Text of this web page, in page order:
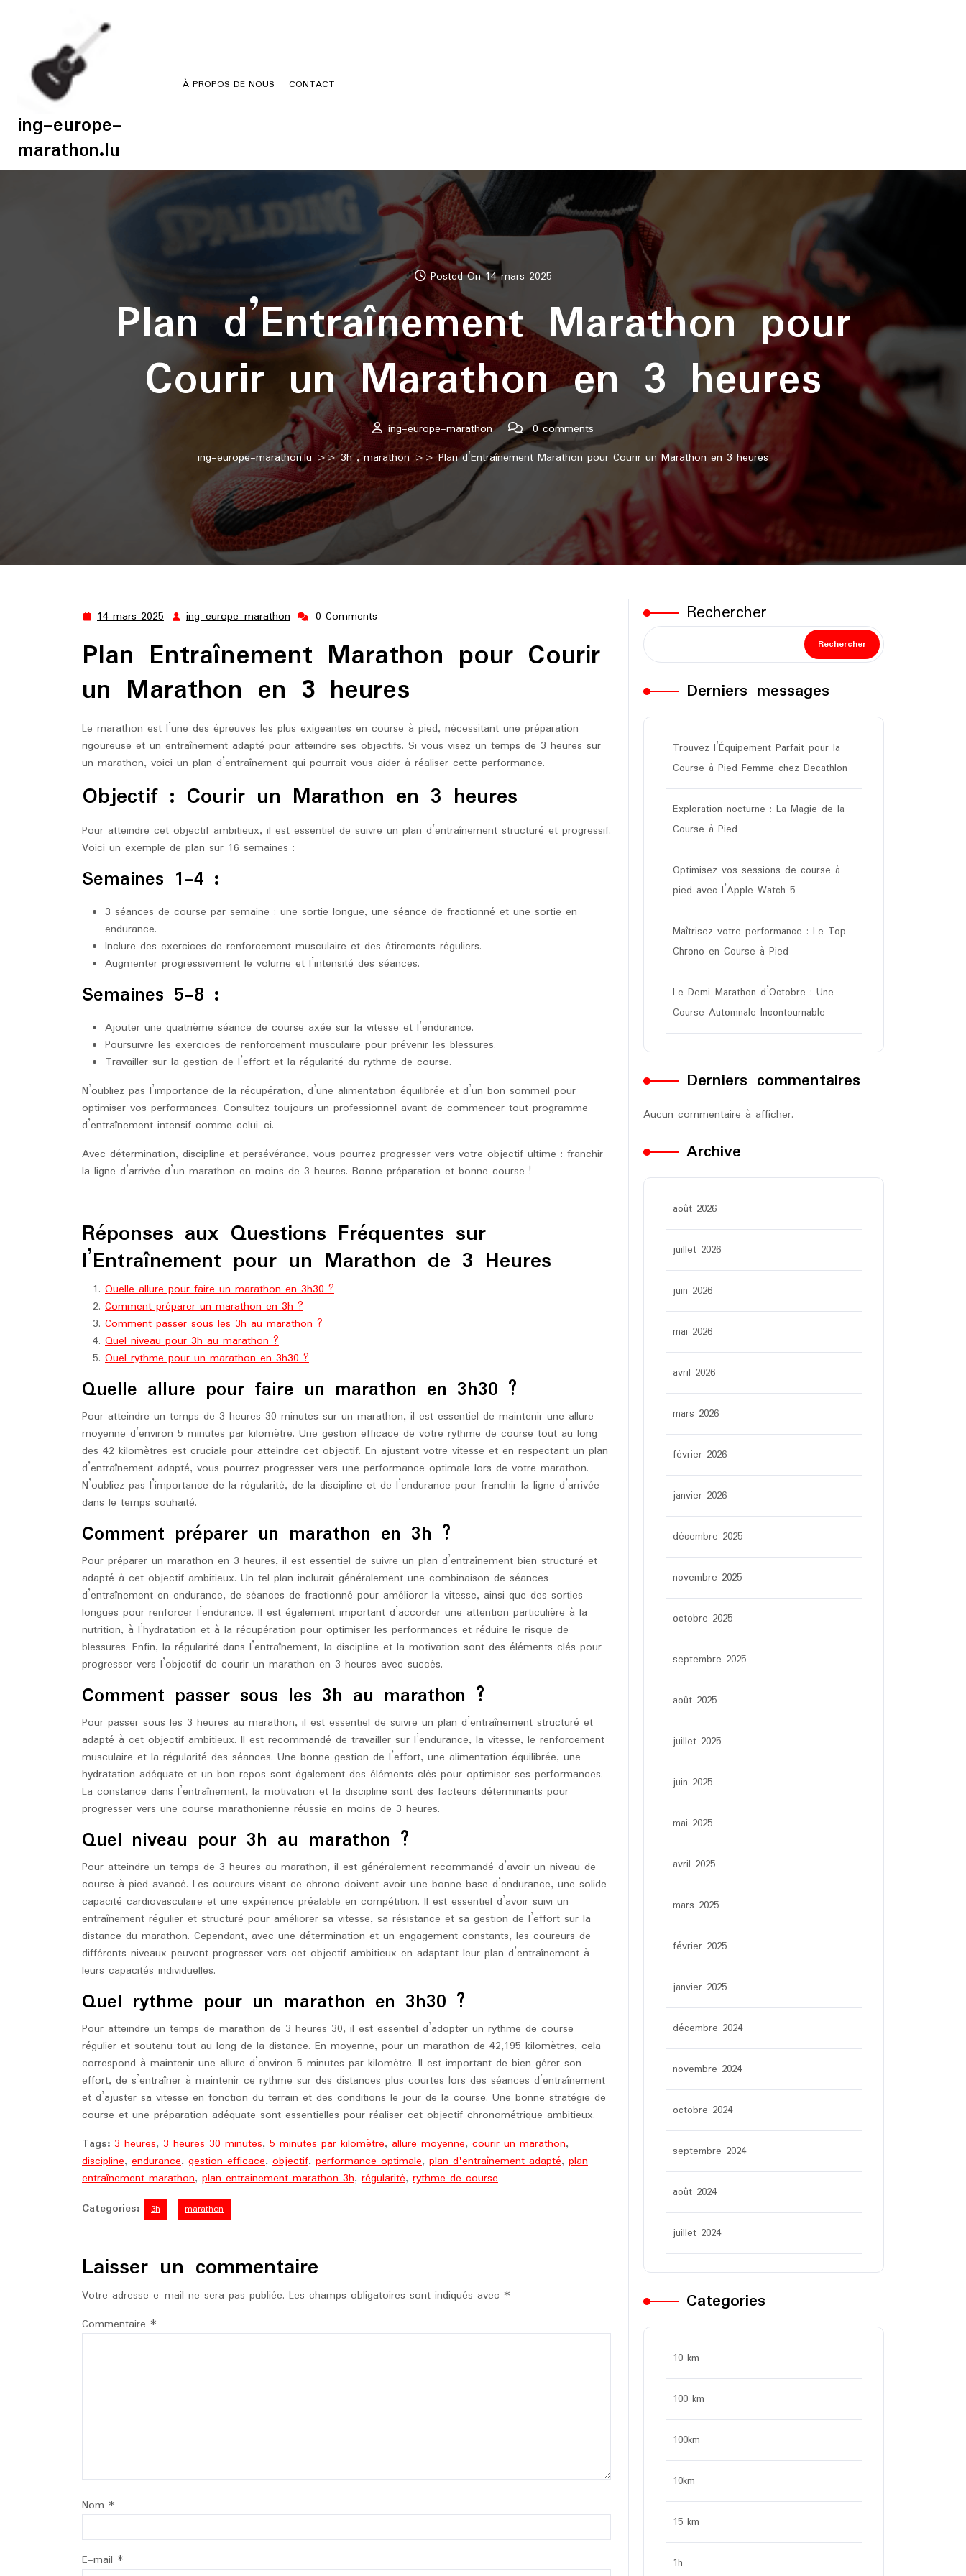
ing-europe-
marathon.lu
À PROPOS DE NOUS CONTACT
Posted On 14 mars 2025
Plan d’Entraînement Marathon pour
Courir un Marathon en 3 heures
ing-europe-marathon
0 comments
ing-europe-marathon.lu >>3h,marathon >> Plan d’Entraînement Marathon pour Courir un Marathon en 3 heures
14 mars 2025 14
2025
ing-europe-marathon ing-
marathon
0 Comments
Plan Entraînement Marathon pour Courir
un Marathon en 3 heures
Le marathon est l’une des épreuves les plus exigeantes en course à pied, nécessitant une préparation
rigoureuse et un entraînement adapté pour atteindre ses objectifs. Si vous visez un temps de 3 heures sur
un marathon, voici un plan d’entraînement qui pourrait vous aider à réaliser cette performance.
Objectif : Courir un Marathon en 3 heures
Pour atteindre cet objectif ambitieux, il est essentiel de suivre un plan d’entraînement structuré et progressif.
Voici un exemple de plan sur 16 semaines :
Semaines 1-4 :
3 séances de course par semaine : une sortie longue, une séance de fractionné et une sortie en
endurance.
Inclure des exercices de renforcement musculaire et des étirements réguliers.
Augmenter progressivement le volume et l’intensité des séances.
Semaines 5-8 :
Ajouter une quatrième séance de course axée sur la vitesse et l’endurance.
Poursuivre les exercices de renforcement musculaire pour prévenir les blessures.
Travailler sur la gestion de l’effort et la régularité du rythme de course.
N’oubliez pas l’importance de la récupération, d’une alimentation équilibrée et d’un bon sommeil pour
optimiser vos performances. Consultez toujours un professionnel avant de commencer tout programme
d’entraînement intensif comme celui-ci.
Avec détermination, discipline et persévérance, vous pourrez progresser vers votre objectif ultime : franchir
la ligne d’arrivée d’un marathon en moins de 3 heures. Bonne préparation et bonne course !
Réponses aux Questions Fréquentes sur
l’Entraînement pour un Marathon de 3 Heures
Quelle allure pour faire un marathon en 3h30 ?
Comment préparer un marathon en 3h ?
Comment passer sous les 3h au marathon ?
Quel niveau pour 3h au marathon ?
Quel rythme pour un marathon en 3h30 ?
Quelle allure pour faire un marathon en 3h30 ?
Pour atteindre un temps de 3 heures 30 minutes sur un marathon, il est essentiel de maintenir une allure
moyenne d’environ 5 minutes par kilomètre. Une gestion efficace de votre rythme de course tout au long
des 42 kilomètres est cruciale pour atteindre cet objectif. En ajustant votre vitesse et en respectant un plan
d’entraînement adapté, vous pourrez progresser vers une performance optimale lors de votre marathon.
N’oubliez pas l’importance de la régularité, de la discipline et de l’endurance pour franchir la ligne d’arrivée
dans le temps souhaité.
Comment préparer un marathon en 3h ?
Pour préparer un marathon en 3 heures, il est essentiel de suivre un plan d’entraînement bien structuré et
adapté à cet objectif ambitieux. Un tel plan inclurait généralement une combinaison de séances
d’entraînement en endurance, de séances de fractionné pour améliorer la vitesse, ainsi que des sorties
longues pour renforcer l’endurance. Il est également important d’accorder une attention particulière à la
nutrition, à l’hydratation et à la récupération pour optimiser les performances et réduire le risque de
blessures. Enfin, la régularité dans l’entraînement, la discipline et la motivation sont des éléments clés pour
progresser vers l’objectif de courir un marathon en 3 heures avec succès.
Comment passer sous les 3h au marathon ?
Pour passer sous les 3 heures au marathon, il est essentiel de suivre un plan d’entraînement structuré et
adapté à cet objectif ambitieux. Il est recommandé de travailler sur l’endurance, la vitesse, le renforcement
musculaire et la régularité des séances. Une bonne gestion de l’effort, une alimentation équilibrée, une
hydratation adéquate et un bon repos sont également des éléments clés pour optimiser ses performances.
La constance dans l’entraînement, la motivation et la discipline sont des facteurs déterminants pour
progresser vers une course marathonienne réussie en moins de 3 heures.
Quel niveau pour 3h au marathon ?
Pour atteindre un temps de 3 heures au marathon, il est généralement recommandé d’avoir un niveau de
course à pied avancé. Les coureurs visant ce chrono doivent avoir une bonne base d’endurance, une solide
capacité cardiovasculaire et une expérience préalable en compétition. Il est essentiel d’avoir suivi un
entraînement régulier et structuré pour améliorer sa vitesse, sa résistance et sa gestion de l’effort sur la
distance du marathon. Cependant, avec une détermination et un engagement constants, les coureurs de
différents niveaux peuvent progresser vers cet objectif ambitieux en adaptant leur plan d’entraînement à
leurs capacités individuelles.
Quel rythme pour un marathon en 3h30 ?
Pour atteindre un temps de marathon de 3 heures 30, il est essentiel d’adopter un rythme de course
régulier et soutenu tout au long de la distance. En moyenne, pour un marathon de 42,195 kilomètres, cela
correspond à maintenir une allure d’environ 5 minutes par kilomètre. Il est important de bien gérer son
effort, de s’entraîner à maintenir ce rythme sur des distances plus courtes lors des séances d’entraînement
et d’ajuster sa vitesse en fonction du terrain et des conditions le jour de la course. Une bonne stratégie de
course et une préparation adéquate sont essentielles pour réaliser cet objectif chronométrique ambitieux.
Tags: 3 heures, 3 heures 30 minutes, 5 minutes par kilomètre, allure moyenne, courir un marathon,
discipline, endurance, gestion efficace, objectif, performance optimale, plan d'entraînement adapté, plan
entraînement marathon, plan entrainement marathon 3h, régularité, rythme de course
Categories:
3h marathon
Laisser un commentaire
Votre adresse e-mail ne sera pas publiée. Les champs obligatoires sont indiqués avec *
Commentaire *
Nom *
E-mail *
Rechercher
Rechercher
Derniers messages
Trouvez l’Équipement Parfait pour la
Course à Pied Femme chez Decathlon
Exploration nocturne : La Magie de la
Course à Pied
Optimisez vos sessions de course à
pied avec l’Apple Watch 5
Maîtrisez votre performance : Le Top
Chrono en Course à Pied
Le Demi-Marathon d’Octobre : Une
Course Automnale Incontournable
Derniers commentaires
Aucun commentaire à afficher.
Archive
août 2026
juillet 2026
juin 2026
mai 2026
avril 2026
mars 2026
février 2026
janvier 2026
décembre 2025
novembre 2025
octobre 2025
septembre 2025
août 2025
juillet 2025
juin 2025
mai 2025
avril 2025
mars 2025
février 2025
janvier 2025
décembre 2024
novembre 2024
octobre 2024
septembre 2024
août 2024
juillet 2024
Categories
10 km
100 km
100km
10km
15 km
1h